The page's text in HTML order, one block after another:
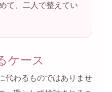
て、二人で整えてい
ケース
代わるものではありませ